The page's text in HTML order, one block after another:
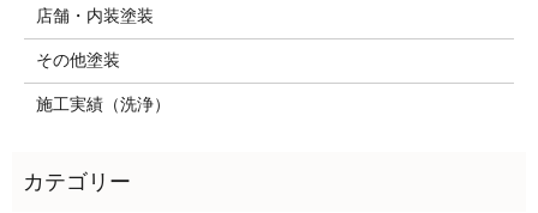
店舗・内装塗装
その他塗装
施工実績（洗浄）